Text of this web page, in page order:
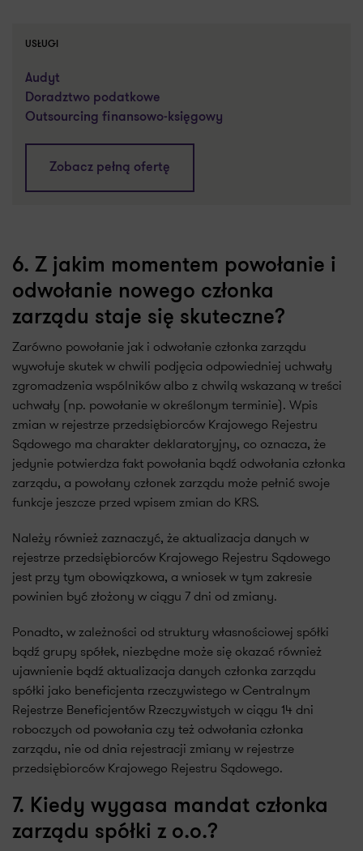
USŁUGI
Audyt
Doradztwo podatkowe
Outsourcing finansowo-księgowy
Zobacz pełną ofertę
6. Z jakim momentem powołanie i
odwołanie nowego członka
zarządu staje się skuteczne?
Zarówno powołanie jak i odwołanie członka zarządu
wywołuje skutek w chwili podjęcia odpowiedniej uchwały
zgromadzenia wspólników albo z chwilą wskazaną w treści
uchwały (np. powołanie w określonym terminie). Wpis
zmian w rejestrze przedsiębiorców Krajowego Rejestru
Sądowego ma charakter deklaratoryjny, co oznacza, że
jedynie potwierdza fakt powołania bądź odwołania członka
zarządu, a powołany członek zarządu może pełnić swoje
funkcje jeszcze przed wpisem zmian do KRS.
Należy również zaznaczyć, że aktualizacja danych w
rejestrze przedsiębiorców Krajowego Rejestru Sądowego
jest przy tym obowiązkowa, a wniosek w tym zakresie
powinien być złożony w ciągu 7 dni od zmiany.
Ponadto, w zależności od struktury własnościowej spółki
bądź grupy spółek, niezbędne może się okazać również
ujawnienie bądź aktualizacja danych członka zarządu
spółki jako beneficjenta rzeczywistego w Centralnym
Rejestrze Beneficjentów Rzeczywistych w ciągu 14 dni
roboczych od powołania czy też odwołania członka
zarządu, nie od dnia rejestracji zmiany w rejestrze
przedsiębiorców Krajowego Rejestru Sądowego.
7. Kiedy wygasa mandat członka
zarządu spółki z o.o.?